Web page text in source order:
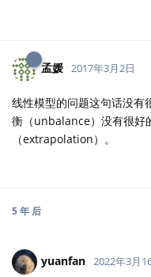
孟媛 2017年3月2日
线性模型的问题这句话没有
衡（unbalance）没有很好
（extrapolation）。
5 年 后
yuanfan 2022年3月